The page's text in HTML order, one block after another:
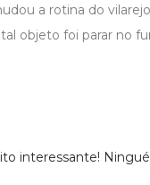
a rotina do
objeto foi parar no
interessante!